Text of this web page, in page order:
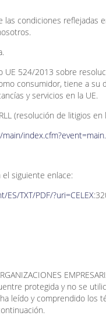
condiciones reflejadas
UE 524/2013 sobre
consumidor, tiene a
y servicios en la UE.
(resolución de litigios en
siguiente enlace:
TXT/PDF/?uri=CELEX
protegida y no se
leído y comprendido los